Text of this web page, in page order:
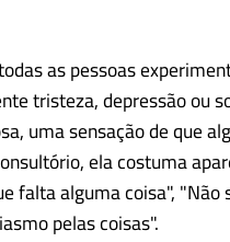
as pessoas
tristeza, depressão ou
uma sensação de que
ela costuma
falta alguma coisa",
pelas coisas".